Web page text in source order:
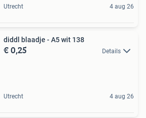
Utrecht 4 aug 26
diddl blaadje - A5 wit 138
€ 0,25 Details
Utrecht 4 aug 26